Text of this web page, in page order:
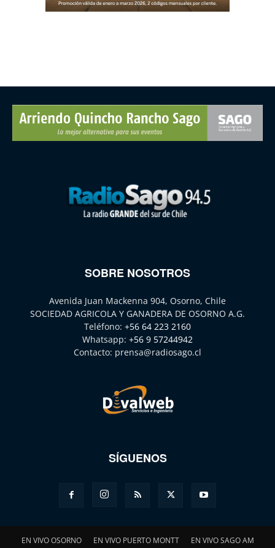
SOBRE NOSOTROS
Avenida Juan Mackenna 904, Osorno, Chile
SOCIEDAD AGRICOLA Y GANADERA DE OSORNO A.G.
Teléfono: +56 64 223 2160
Whatsapp: +56 9 57244942
Contacto: prensa@radiosago.cl
SÍGUENOS
EN VIVO OSORNO EN VIVO PUERTO MONTT EN VIVO SAGO AM